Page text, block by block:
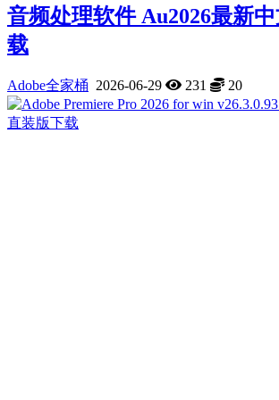
音频处理软件 Au2026最新
载
Adobe全家桶 2026-06-29 231 20